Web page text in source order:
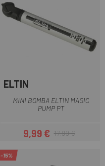
ELTIN
MINI BOMBA ELTIN MAGIC
PUMP PT
Precio
9,99 €Precio regular
17,80 €
-15%